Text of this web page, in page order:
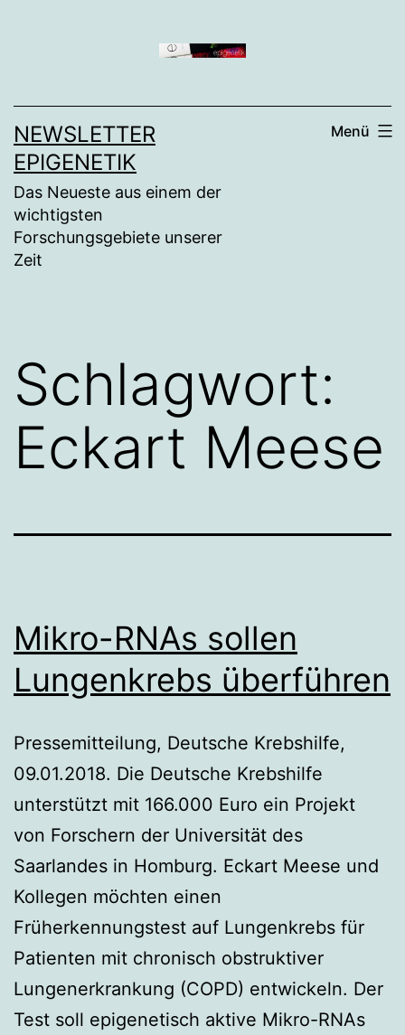
NEWSLETTER
EPIGENETIK
Das Neueste aus einem der
wichtigsten
Forschungsgebiete unserer
Zeit
Menü
Schlagwort:
Eckart Meese
Mikro-RNAs sollen
Lungenkrebs überführen
Pressemitteilung, Deutsche Krebshilfe,
09.01.2018. Die Deutsche Krebshilfe
unterstützt mit 166.000 Euro ein Projekt
von Forschern der Universität des
Saarlandes in Homburg. Eckart Meese und
Kollegen möchten einen
Früherkennungstest auf Lungenkrebs für
Patienten mit chronisch obstruktiver
Lungenerkrankung (COPD) entwickeln. Der
Test soll epigenetisch aktive Mikro-RNAs